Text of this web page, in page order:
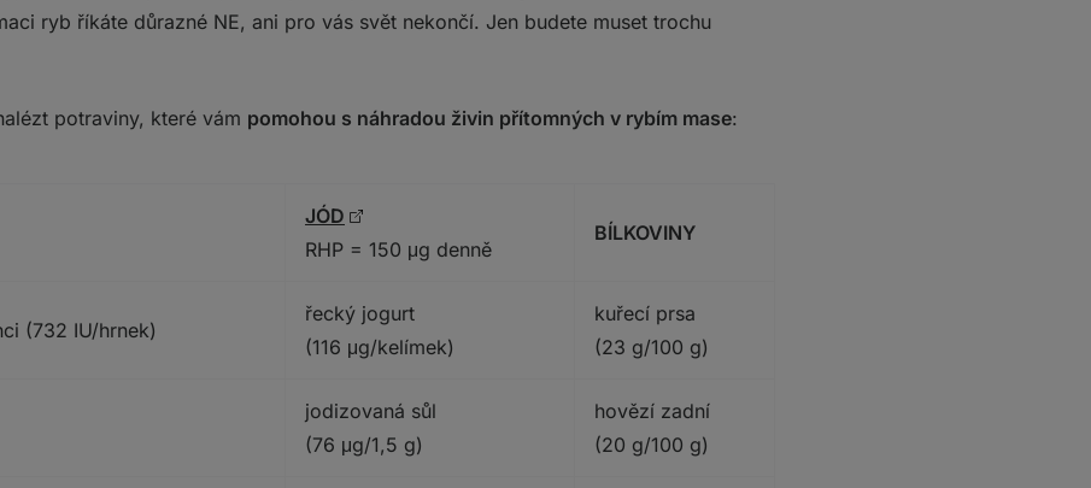
ryb říkáte důrazné NE, ani pro vás svět nekončí. Jen budete muset trochu
potraviny, které vám pomohou s náhradou živin přítomných v rybím mase:
JÓD
RHP = 150 μg denně
BÍLKOVINY
(732 IU/hrnek)
řecký jogurt
(116 μg/kelímek)
kuřecí prsa
(23 g/100 g)
jodizovaná sůl
(76 μg/1,5 g)
hovězí zadní
(20 g/100 g)